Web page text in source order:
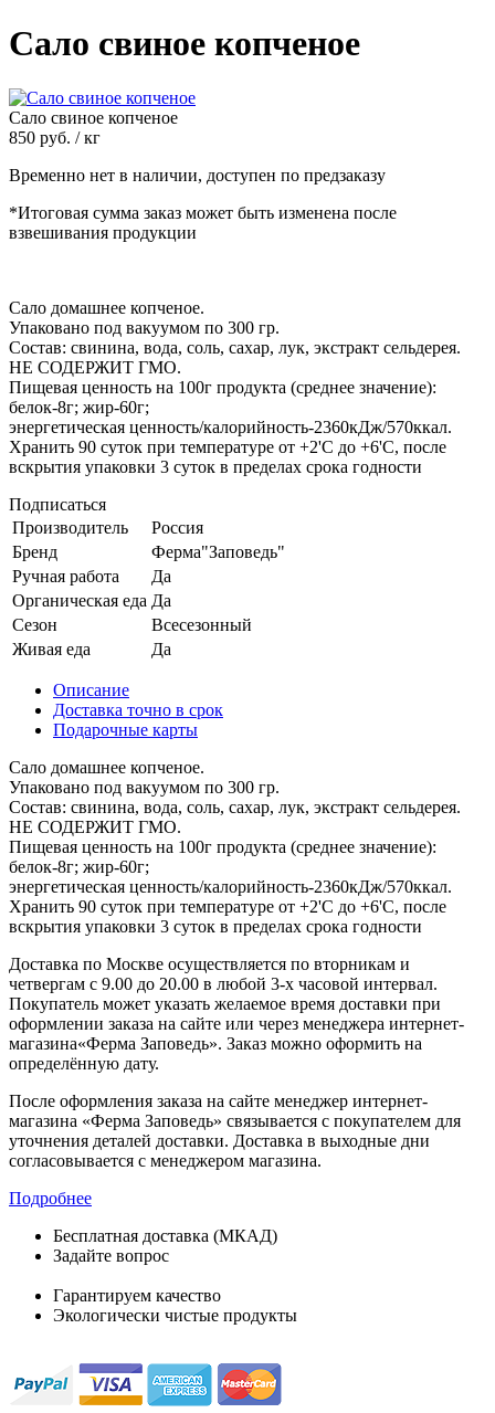
Сало свиное копченое
Сало свиное копченое
850 руб. / кг
Временно нет в наличии, доступен по предзаказу
*Итоговая сумма заказ может быть изменена после
взвешивания продукции
Сало домашнее копченое.
Упаковано под вакуумом по 300 гр.
Состав: свинина, вода, соль, сахар, лук, экстракт сельдерея.
НЕ СОДЕРЖИТ ГМО.
Пищевая ценность на 100г продукта (среднее значение):
белок-8г; жир-60г;
энергетическая ценность/калорийность-2360кДж/570ккал.
Хранить 90 суток при температуре от +2'C до +6'C, после
вскрытия упаковки 3 суток в пределах срока годности
Подписаться
Производитель
Россия
Бренд
Ферма"Заповедь"
Ручная работа
Да
Органическая еда Да
Сезон
Всесезонный
Живая еда
Да
Описание
Доставка точно в срок
Подарочные карты
Сало домашнее копченое.
Упаковано под вакуумом по 300 гр.
Состав: свинина, вода, соль, сахар, лук, экстракт сельдерея.
НЕ СОДЕРЖИТ ГМО.
Пищевая ценность на 100г продукта (среднее значение):
белок-8г; жир-60г;
энергетическая ценность/калорийность-2360кДж/570ккал.
Хранить 90 суток при температуре от +2'C до +6'C, после
вскрытия упаковки 3 суток в пределах срока годности
Доставка по Москве осуществляется по вторникам и
четвергам с 9.00 до 20.00 в любой 3-х часовой интервал.
Покупатель может указать желаемое время доставки при
оформлении заказа на сайте или через менеджера интернет-
магазина«Ферма Заповедь». Заказ можно оформить на
определённую дату.
После оформления заказа на сайте менеджер интернет-
магазина «Ферма Заповедь» связывается с покупателем для
уточнения деталей доставки. Доставка в выходные дни
согласовывается с менеджером магазина.
Подробнее
Бесплатная доставка (МКАД)
Задайте вопрос
Гарантируем качество
Экологически чистые продукты